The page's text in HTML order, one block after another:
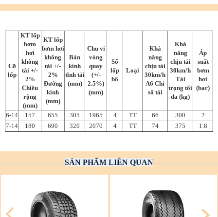
Cỡ
lốp
KT lốp
bơm
hơi
không
tải +/-
2%
Chiều
rộng
(mm)
KT lốp
bơm hơi
không
tải +/-
2%
Đường
kính
(mm)
Bán
kính
tĩnh tải
(mm)
Chu vi
vòng
quay
(+/-
2.5%)
(mm)
Số
lốp
bố
Loại
Khả
năng
chịu tải
30km/h
A6 Chỉ
số tải
Khả
năng
chịu tải
30km/h
Tải
trọng tối
đa (kg)
Áp
suất
bơm
hơi
(bar)
6-14 157 655 305 1965 4 TT 66 300
2
7-14
180 690 320 2070 4 TT 74 375 1.8
SẢN PHẨM LIÊN QUAN